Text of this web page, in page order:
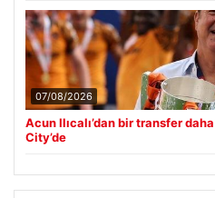
07/08/2026
Acun Ilıcalı’dan bir transfer
City’de